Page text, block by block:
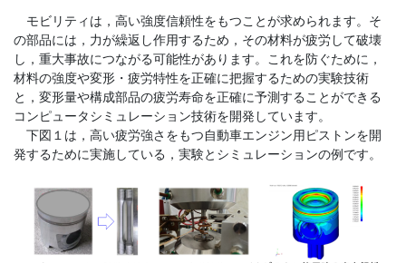
モビリティは，高い強度信頼性をもつことが求められます。そ
の部品には，力が繰返し作用するため，その材料が疲労して破壊
し，重大事故につながる可能性があります。これを防ぐために，
材料の強度や変形・疲労特性を正確に把握するための実験技術
と，変形量や構成部品の疲労寿命を正確に予測することができる
コンピュータシミュレーション技術を開発しています。
下図１は，高い疲労強さをもつ自動車エンジン用ピストンを開
発するために実施している，実験とシミュレーションの例です。